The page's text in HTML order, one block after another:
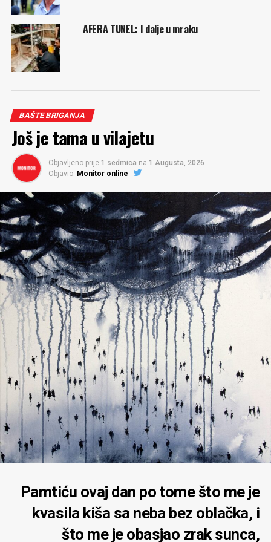
AFERA TUNEL: I dalje u mraku
BAŠTE BRIGANJA
Još je tama u vilajetu
Objavljeno prije 1 sedmica na 1 Augusta, 2026
Objavio: Monitor online
Pamtiću ovaj dan po tome što me je
kvasila kiša sa neba bez oblačka, i
što me je obasjao zrak sunca,